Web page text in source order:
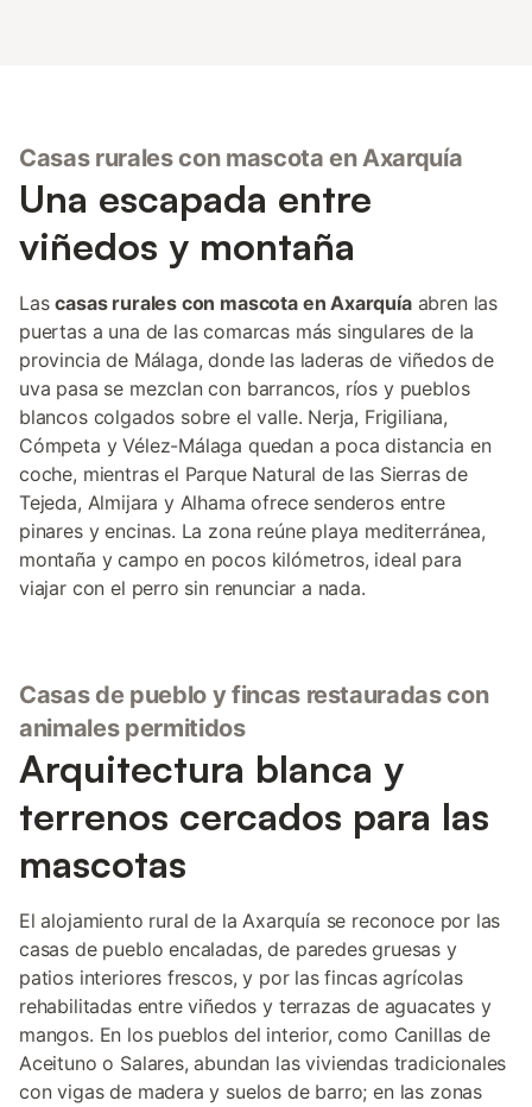
Casas rurales con mascota en Axarquía
Una escapada entre
viñedos y montaña
Lascasas rurales con mascota en Axarquíaabren las
puertas a una de las comarcas más singulares de la
provincia de Málaga, donde las laderas de viñedos de
uva pasa se mezclan con barrancos, ríos y pueblos
blancos colgados sobre el valle. Nerja, Frigiliana,
Cómpeta y Vélez-Málaga quedan a poca distancia en
coche, mientras el Parque Natural de las Sierras de
Tejeda, Almijara y Alhama ofrece senderos entre
pinares y encinas. La zona reúne playa mediterránea,
montaña y campo en pocos kilómetros, ideal para
viajar con el perro sin renunciar a nada.
Casas de pueblo y fincas restauradas con
animales permitidos
Arquitectura blanca y
terrenos cercados para las
mascotas
El alojamiento rural de la Axarquía se reconoce por las
casas de pueblo encaladas, de paredes gruesas y
patios interiores frescos, y por las fincas agrícolas
rehabilitadas entre viñedos y terrazas de aguacates y
mangos. En los pueblos del interior, como Canillas de
Aceituno o Salares, abundan las viviendas tradicionales
con vigas de madera y suelos de barro; en las zonas